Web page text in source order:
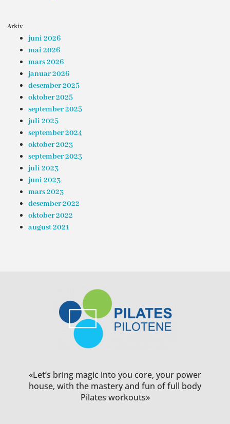
Arkiv
juni 2026
mai 2026
mars 2026
januar 2026
desember 2025
oktober 2025
september 2025
juli 2025
september 2024
oktober 2023
september 2023
juli 2023
juni 2023
mars 2023
desember 2022
oktober 2022
august 2021
«Let’s bring magic into you core, your power
house, with the mastery and fun of full body
Pilates workouts»